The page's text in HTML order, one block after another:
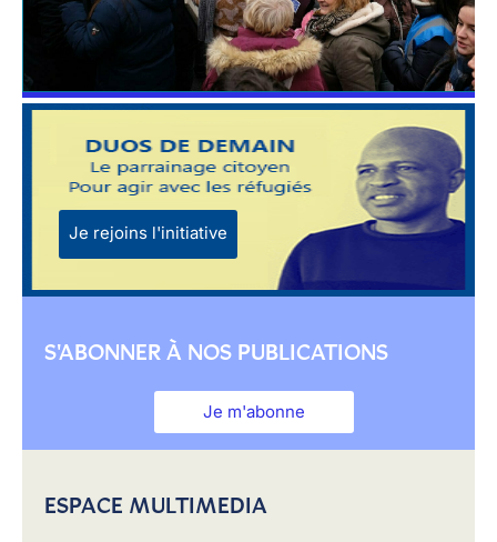
Je rejoins l'initiative
S'ABONNER À NOS PUBLICATIONS
Je m'abonne
ESPACE MULTIMEDIA